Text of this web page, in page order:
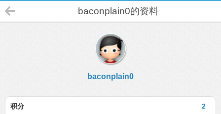
baconplain0的资料
baconplain0
2
积分